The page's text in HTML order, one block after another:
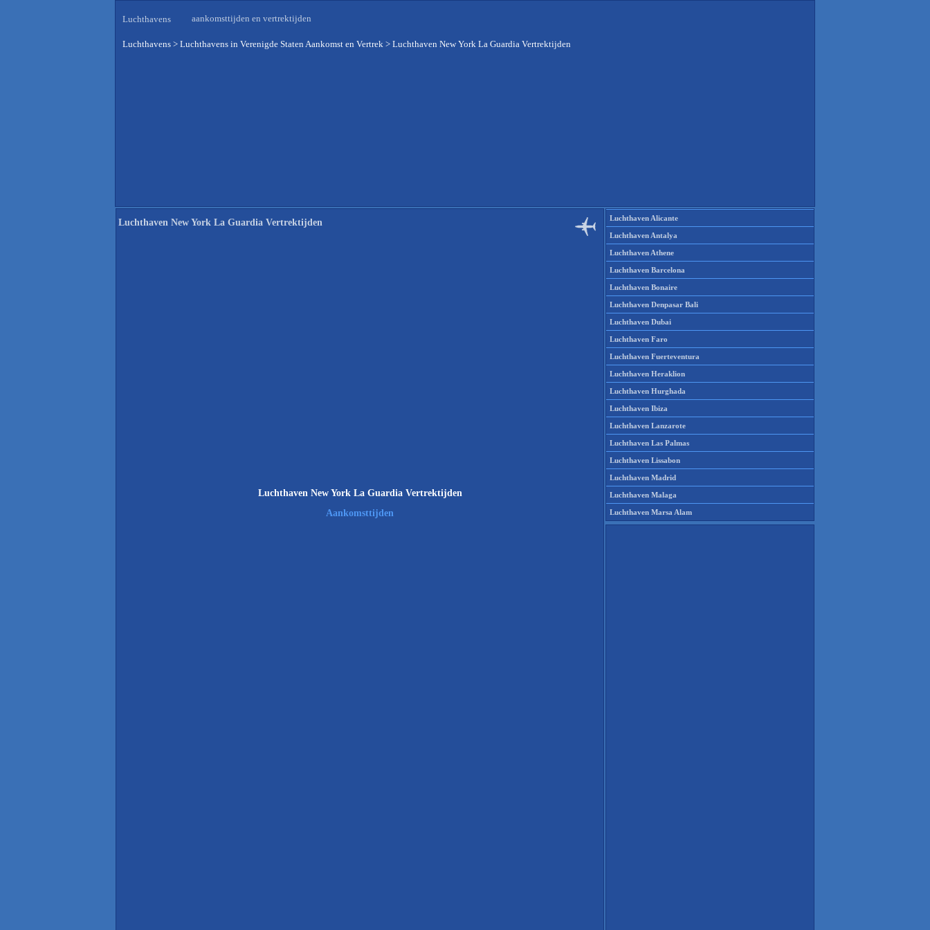
Luchthavens aankomsttijden en vertrektijden
Luchthavens > Luchthavens in Verenigde Staten Aankomst en Vertrek > Luchthaven New York La Guardia Vertrektijden
Luchthaven New York La Guardia Vertrektijden
Luchthaven New York La Guardia Vertrektijden
Aankomsttijden
Luchthaven Alicante
Luchthaven Antalya
Luchthaven Athene
Luchthaven Barcelona
Luchthaven Bonaire
Luchthaven Denpasar Bali
Luchthaven Dubai
Luchthaven Faro
Luchthaven Fuerteventura
Luchthaven Heraklion
Luchthaven Hurghada
Luchthaven Ibiza
Luchthaven Lanzarote
Luchthaven Las Palmas
Luchthaven Lissabon
Luchthaven Madrid
Luchthaven Malaga
Luchthaven Marsa Alam